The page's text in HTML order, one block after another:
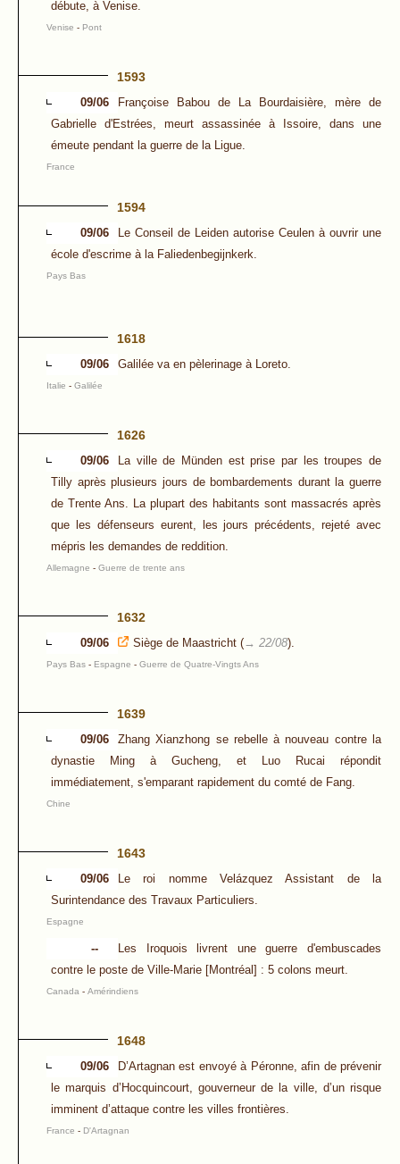
débute, à Venise.
Venise - Pont
1593
09/06
Françoise Babou de La Bourdaisière, mère de
Gabrielle d'Estrées, meurt assassinée à Issoire, dans une
émeute pendant la guerre de la Ligue.
France
1594
09/06
Le Conseil de Leiden autorise Ceulen à ouvrir une
école d'escrime à la Faliedenbegijnkerk.
Pays Bas
1618
09/06 Galilée va en pèlerinage à Loreto.
Italie - Galilée
1626
09/06
La ville de Münden est prise par les troupes de
Tilly après plusieurs jours de bombardements durant la guerre
de Trente Ans. La plupart des habitants sont massacrés après
que les défenseurs eurent, les jours précédents, rejeté avec
mépris les demandes de reddition.
Allemagne - Guerre de trente ans
1632
09/06 Siège de Maastricht (→ 22/08).
Pays Bas - Espagne - Guerre de Quatre-Vingts Ans
1639
09/06
Zhang Xianzhong se rebelle à nouveau contre la
dynastie Ming à Gucheng, et Luo Rucai répondit
immédiatement, s'emparant rapidement du comté de Fang.
Chine
1643
09/06
Le roi nomme Velázquez Assistant de la
Surintendance des Travaux Particuliers.
Espagne
--
Les Iroquois livrent une guerre d'embuscades
contre le poste de Ville-Marie [Montréal] : 5 colons meurt.
Canada - Amérindiens
1648
09/06
D’Artagnan est envoyé à Péronne, afin de prévenir
le marquis d’Hocquincourt, gouverneur de la ville, d’un risque
imminent d’attaque contre les villes frontières.
France - D'Artagnan